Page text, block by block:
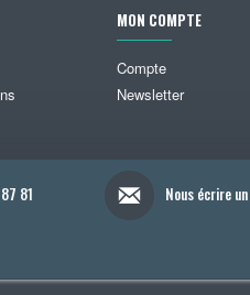
MON COMPTE
Compte
Newsletter
81 Nous écrire